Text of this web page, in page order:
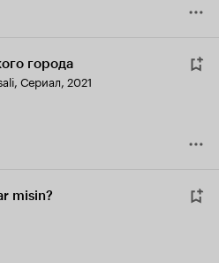
города
, Сериал, 2021
misin?